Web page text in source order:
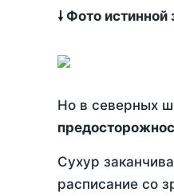
🠗 Фото
Но в северных
Сухур
расписание со